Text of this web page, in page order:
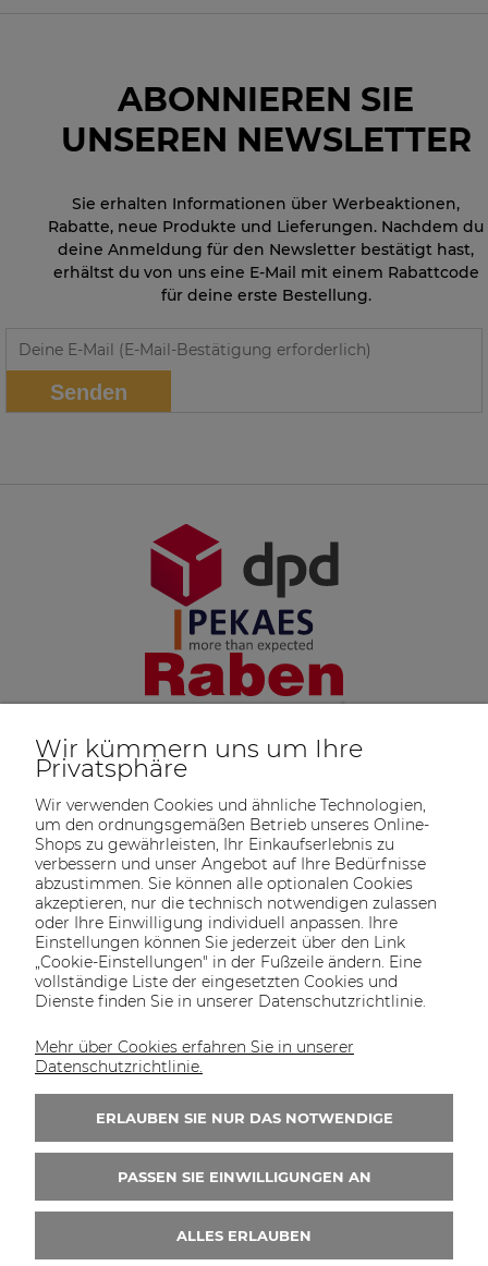
ABONNIEREN SIE
UNSEREN NEWSLETTER
Sie erhalten Informationen über Werbeaktionen,
Rabatte, neue Produkte und Lieferungen. Nachdem du
deine Anmeldung für den Newsletter bestätigt hast,
erhältst du von uns eine E-Mail mit einem Rabattcode
für deine erste Bestellung.
Senden
SOLTECH
SHOP
ANGEBOT INFORMATIONEN
KONTAKT
KONTAKT UNS
16:00 Uhr erreichbar.
+49 30 46690082
Wir kümmern uns um Ihre
Privatsphäre
Wir verwenden Cookies und ähnliche Technologien,
um den ordnungsgemäßen Betrieb unseres Online-
Shops zu gewährleisten, Ihr Einkaufserlebnis zu
verbessern und unser Angebot auf Ihre Bedürfnisse
abzustimmen. Sie können alle optionalen Cookies
akzeptieren, nur die technisch notwendigen zulassen
oder Ihre Einwilligung individuell anpassen. Ihre
Einstellungen können Sie jederzeit über den Link
„Cookie-Einstellungen" in der Fußzeile ändern. Eine
vollständige Liste der eingesetzten Cookies und
Dienste finden Sie in unserer Datenschutzrichtlinie.
Mehr über Cookies erfahren Sie in unserer
Datenschutzrichtlinie.
ERLAUBEN SIE NUR DAS NOTWENDIGE
PASSEN SIE EINWILLIGUNGEN AN
ALLES ERLAUBEN